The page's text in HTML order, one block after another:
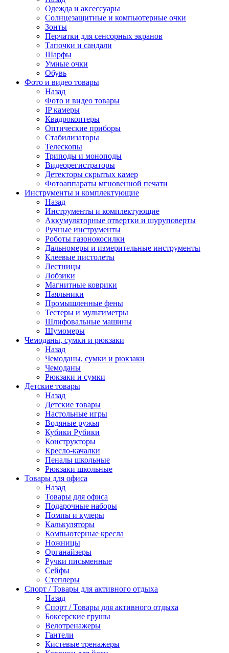
Одежда и аксессуары
Солнцезащитные и компьютерные очки
Зонты
Перчатки для сенсорных экранов
Тапочки и сандали
Шарфы
Умные очки
Обувь
Фото и видео товары
Назад
Фото и видео товары
IP камеры
Квадрокоптеры
Оптические приборы
Стабилизаторы
Телескопы
Триподы и моноподы
Видеорегистраторы
Детекторы скрытых камер
Фотоаппараты мгновенной печати
Инструменты и комплектующие
Назад
Инструменты и комплектующие
Аккумуляторные отвертки и шуруповерты
Ручные инструменты
Роботы газонокосилки
Дальномеры и измерительные инструменты
Клеевые пистолеты
Лестницы
Лобзики
Магнитные коврики
Паяльники
Промышленные фены
Тестеры и мультиметры
Шлифовальные машины
Шумомеры
Чемоданы, сумки и рюкзаки
Назад
Чемоданы, сумки и рюкзаки
Чемоданы
Рюкзаки и сумки
Детские товары
Назад
Детские товары
Настольные игры
Водяные ружья
Кубики Рубики
Конструкторы
Кресло-качалки
Пеналы школьные
Рюкзаки школьные
Товары для офиса
Назад
Товары для офиса
Подарочные наборы
Помпы и кулеры
Калькуляторы
Компьютерные кресла
Ножницы
Органайзеры
Ручки письменные
Сейфы
Степлеры
Спорт / Товары для активного отдыха
Назад
Спорт / Товары для активного отдыха
Боксерские грушы
Велотренажеры
Гантели
Кистевые тренажеры